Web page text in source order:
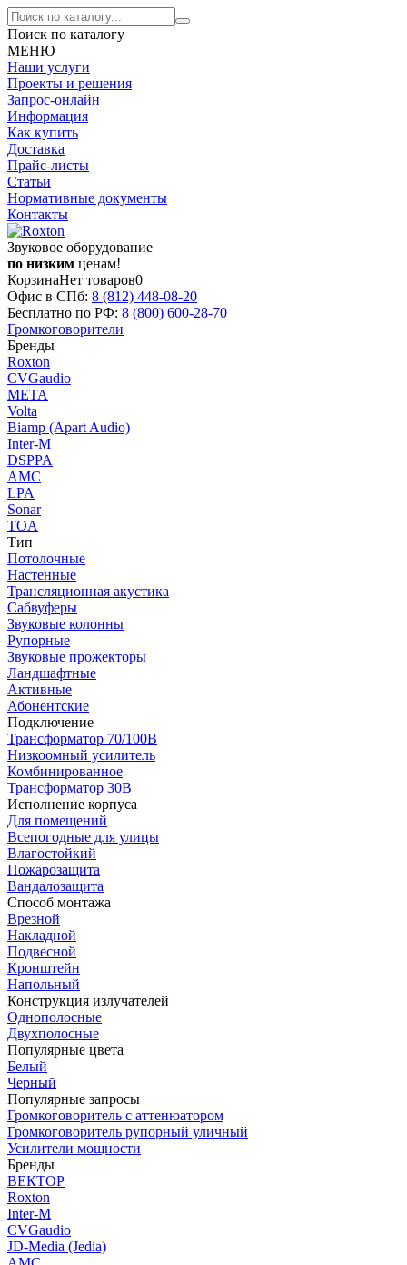
Поиск по каталогу
МЕНЮ
Наши услуги
Проекты и решения
Запрос-онлайн
Информация
Как купить
Доставка
Прайс-листы
Статьи
Нормативные документы
Контакты
Звуковое оборудование
по низким ценам!
КорзинаНет товаров0
Офис в СПб: 8 (812) 448-08-20
Бесплатно по РФ: 8 (800) 600-28-70
Громкоговорители
Бренды
Roxton
CVGaudio
МЕТА
Volta
Biamp (Apart Audio)
Inter-M
DSPPA
AMC
LPA
Sonar
TOA
Тип
Потолочные
Настенные
Трансляционная акустика
Сабвуферы
Звуковые колонны
Рупорные
Звуковые прожекторы
Ландшафтные
Активные
Абонентские
Подключение
Трансформатор 70/100В
Низкоомный усилитель
Комбинированное
Трансформатор 30В
Исполнение корпуса
Для помещений
Всепогодные для улицы
Влагостойкий
Пожарозащита
Вандалозащита
Способ монтажа
Врезной
Накладной
Подвесной
Кронштейн
Напольный
Конструкция излучателей
Однополосные
Двухполосные
Популярные цвета
Белый
Черный
Популярные запросы
Громкоговоритель с аттенюатором
Громкоговоритель рупорный уличный
Усилители мощности
Бренды
ВЕКТОР
Roxton
Inter-M
CVGaudio
JD-Media (Jedia)